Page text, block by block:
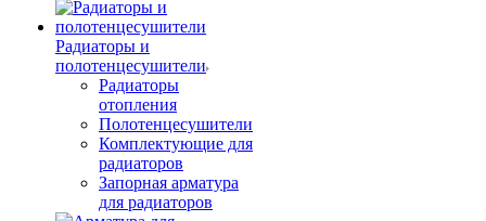
Радиаторы и
полотенцесушители
Радиаторы
отопления
Полотенцесушители
Комплектующие для
радиаторов
Запорная арматура
для радиаторов